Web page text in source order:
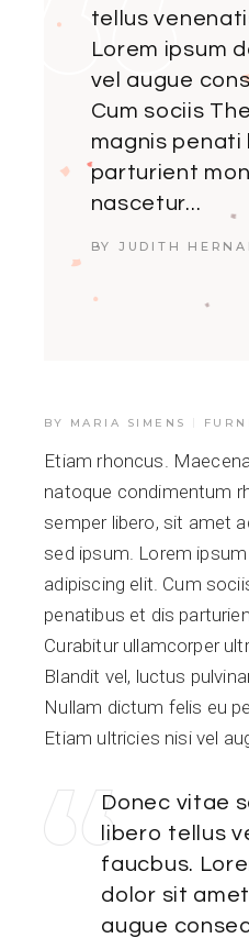
tellus
Lorem ipsum
vel augue
Cum sociis
magnis penati
parturient
nascetur...
BY JUDITH
BY MARIA SIMENS
Etiam rhoncus.
natoque condimentum
semper libero, sit amet
sed ipsum. Lorem
adipiscing elit. Cum
penatibus et dis
Curabitur ullamcorper
Blandit vel, luctus
Nullam dictum felis eu
Etiam ultricies nisi vel
Donec vitae
libero tellus
faucbus.
dolor sit
augue